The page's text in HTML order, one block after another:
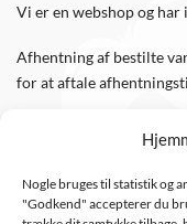
Nogle bruges til statistik og
"Godkend" accepterer du
Vi er en webshop og har
Afhentning af bestilte
for at aftale
Følg WTS Retro på de